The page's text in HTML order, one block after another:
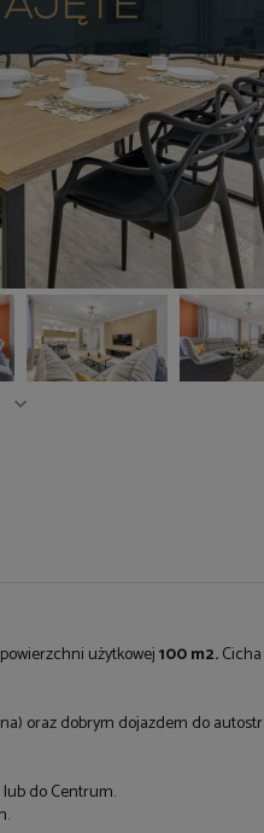
użytkowej100 m2.
oraz dobrym dojazdem do
do Centrum.